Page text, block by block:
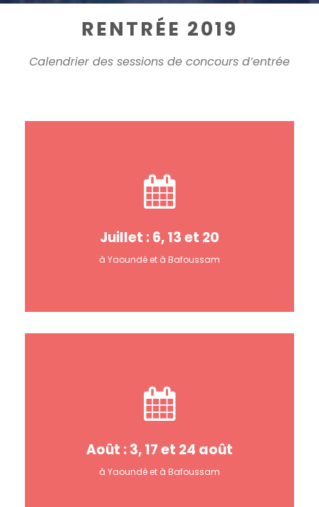
RENTRÉE 2019
Calendrier des sessions de concours d’entrée
Juillet : 6, 13 et 20
à Yaoundé et à Bafoussam
Août : 3, 17 et 24 août
à Yaoundé et à Bafoussam